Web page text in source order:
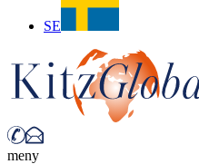
SE
meny